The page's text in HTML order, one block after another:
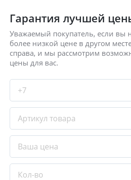
Гарантия лучшей
Уважаемый покупатель, если вы
более низкой цене в другом
справа, и мы рассмотрим
цены для вас.